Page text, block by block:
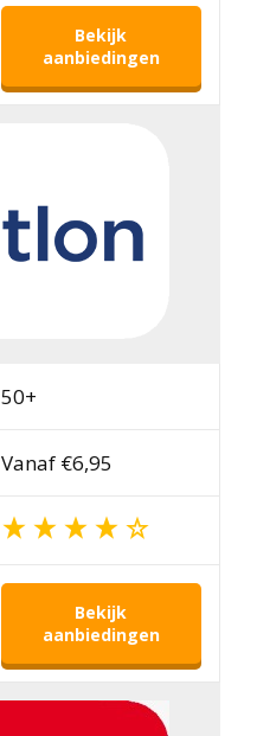
Bekijk
aanbiedingen
50+
Vanaf €6,95
Bekijk
aanbiedingen